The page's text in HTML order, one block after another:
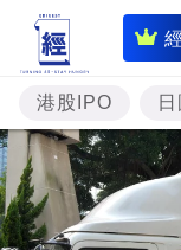
即
時
財
經
專
港股IPO 日